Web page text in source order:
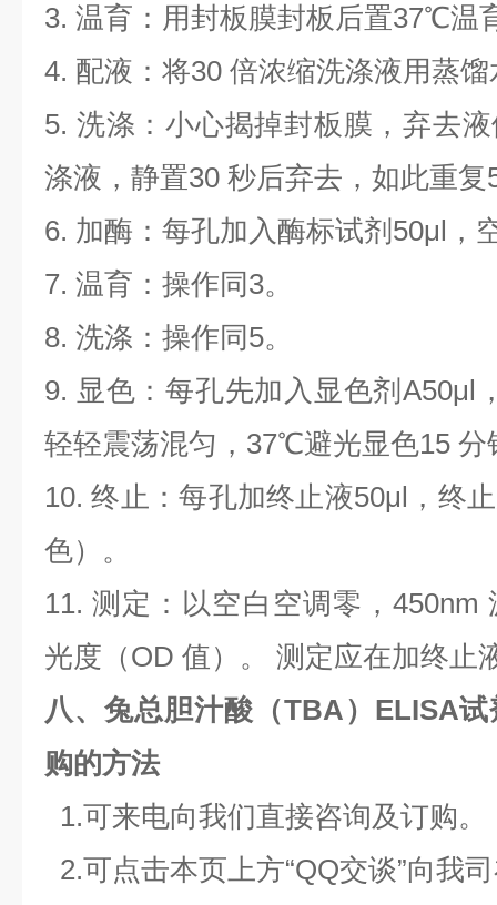
3. 温育：用封板膜封板后置37℃温
4. 配液：将30 倍浓缩洗涤液用蒸馏
5. 洗涤：小心揭掉封板膜，弃去
涤液，静置30 秒后弃去，如此重复
6. 加酶：每孔加入酶标试剂 50μl ，
7. 温育：操作同3。
8. 洗涤：操作同5。
9. 显色：每孔先加入显色剂A50μl
轻轻震荡混匀， 37℃避光显色15 分
10.终止：每孔加终止液50μl ，终
色）。
11.测定：以空白空调零，450nm
光度（OD 值）。 测定应在加终止
八、兔总胆汁酸（TBA）ELISA
购的方法
1.可来电向我们直接咨询及订购。
2.可点击本页上方“QQ交谈”向我